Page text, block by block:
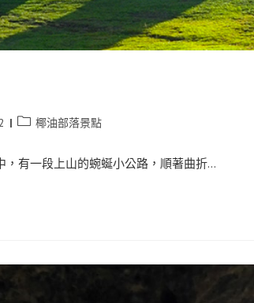
椰油部落景點
有一段上山的蜿蜒小公路，順著曲折...